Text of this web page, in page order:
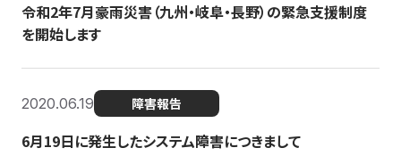
令和2年7月豪雨災害（九州・岐阜・長野）の緊急支援制度
を開始します
2020.06.19 障害報告
6月19日に発生したシステム障害につきまして